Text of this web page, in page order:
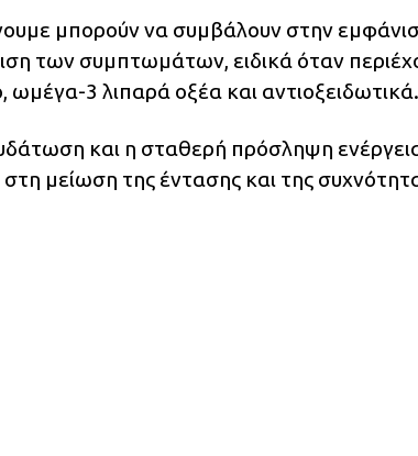
μπορούν να συμβάλουν στην
των συμπτωμάτων, ειδικά όταν
3 λιπαρά οξέα και αντιοξειδωτικά.
και η σταθερή πρόσληψη
στη μείωση της έντασης και της